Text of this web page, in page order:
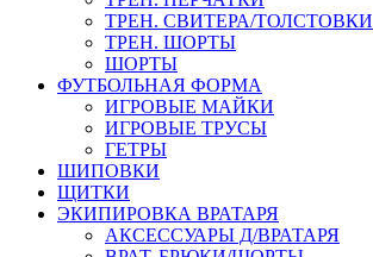
ТРЕН. СВИТЕРА/ТОЛСТОВКИ
ТРЕН. ШОРТЫ
ШОРТЫ
ФУТБОЛЬНАЯ ФОРМА
ИГРОВЫЕ МАЙКИ
ИГРОВЫЕ ТРУСЫ
ГЕТРЫ
ШИПОВКИ
ЩИТКИ
ЭКИПИРОВКА ВРАТАРЯ
АКСЕССУАРЫ Д/ВРАТАРЯ